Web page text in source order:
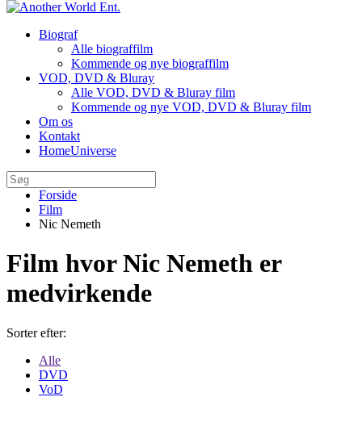
Biograf
Alle biograffilm
Kommende og nye biograffilm
VOD, DVD & Bluray
Alle VOD, DVD & Bluray film
Kommende og nye VOD, DVD & Bluray film
Om os
Kontakt
HomeUniverse
Forside
Film
Nic Nemeth
Film hvor Nic Nemeth er
medvirkende
Sorter efter:
Alle
DVD
VoD